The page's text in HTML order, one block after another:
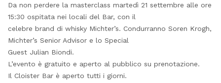
Da non perdere la masterclass martedì 21 settembre alle ore
15:30 ospitata nei locali del Bar, con il
celebre brand di whisky Michter’s. Condurranno Soren Krogh,
Michter’s Senior Advisor e lo Special
Guest Julian Biondi.
L’evento è gratuito e aperto al pubblico su prenotazione.
Il Cloister Bar è aperto tutti i giorni.